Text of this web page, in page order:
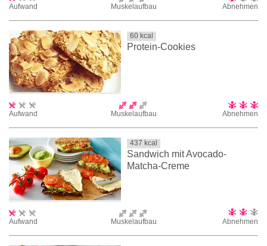
Aufwand Muskelaufbau Abnehmen
60 kcal
Protein-Cookies
Aufwand Muskelaufbau Abnehmen
437 kcal
Sandwich mit Avocado-
Matcha-Creme
Aufwand Muskelaufbau Abnehmen